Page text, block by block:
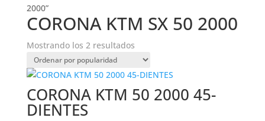
2000”
CORONA KTM SX 50 2000
Mostrando los 2 resultadosOrdenado
por
popularidad
CORONA KTM 50 2000 45-
DIENTES